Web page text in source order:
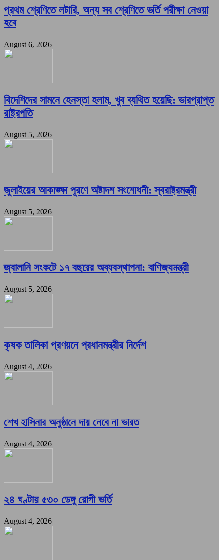
প্রথম শ্রেণিতে লটারি, অন্য সব শ্রেণিতে ভর্তি পরীক্ষা নেওয়া
হবে
August 6, 2026
বিদেশিদের সামনে হেনস্তা হলাম, খুব ব্যথিত হয়েছি: ভারপ্রাপ্ত
রাষ্ট্রপতি
August 5, 2026
জুলাইয়ের আকাঙ্ক্ষা পূরণে অষ্টাদশ সংশোধনী: স্বরাষ্ট্রমন্ত্রী
August 5, 2026
জ্বালানি সংকটে ১৭ বছরের অব্যবস্থাপনা: বাণিজ্যমন্ত্রী
August 5, 2026
কৃষক তালিকা প্রণয়নে প্রধানমন্ত্রীর নির্দেশ
August 4, 2026
শেখ হাসিনার অনুষ্ঠানে দায় নেবে না ভারত
August 4, 2026
২৪ ঘণ্টায় ৫৩০ ডেঙ্গু রোগী ভর্তি
August 4, 2026